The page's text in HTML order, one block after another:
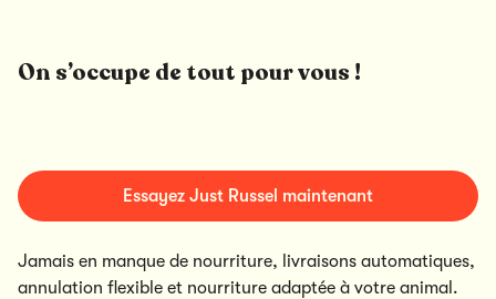
On s’occupe de tout pour vous !
Essayez Just Russel maintenant
Jamais en manque de nourriture, livraisons automatiques,
annulation flexible et nourriture adaptée à votre animal.